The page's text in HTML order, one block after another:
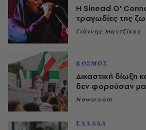
H Sinead O'
τραγωδίες της
Γιάννης Μαντζίκος
ΚΟΣΜΟΣ
Δικαστική δίωξη
δεν φορούσαν
Newsroom
ΕΛΛΑΔΑ